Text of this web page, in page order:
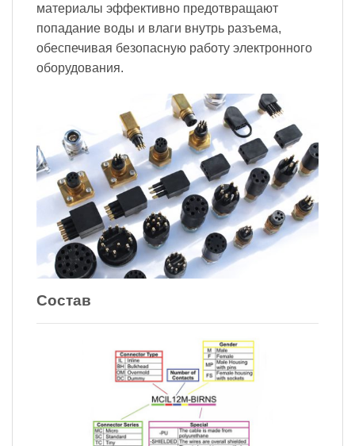
материалы эффективно предотвращают
попадание воды и влаги внутрь разъема,
обеспечивая безопасную работу электронного
оборудования.
Состав